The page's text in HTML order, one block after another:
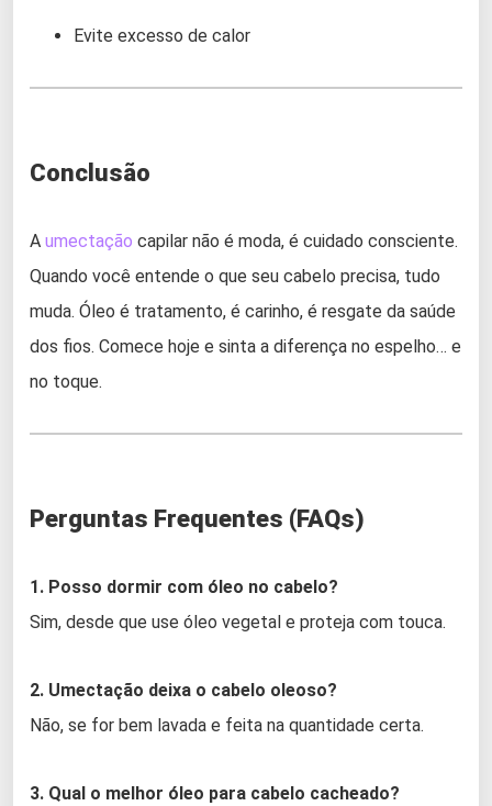
Evite excesso de calor
Conclusão
A umectação capilar não é moda, é cuidado consciente.
Quando você entende o que seu cabelo precisa, tudo
muda. Óleo é tratamento, é carinho, é resgate da saúde
dos fios. Comece hoje e sinta a diferença no espelho… e
no toque.
Perguntas Frequentes (FAQs)
1. Posso dormir com óleo no cabelo?
Sim, desde que use óleo vegetal e proteja com touca.
2. Umectação deixa o cabelo oleoso?
Não, se for bem lavada e feita na quantidade certa.
3. Qual o melhor óleo para cabelo cacheado?